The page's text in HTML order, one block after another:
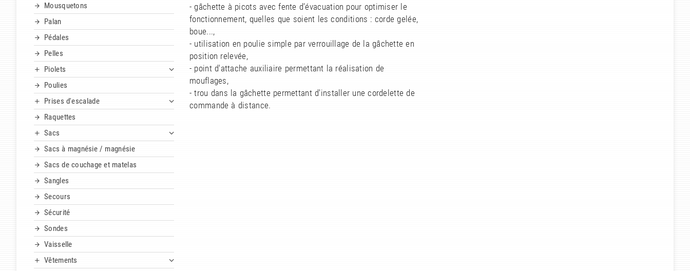
Mousquetons
Palan
Pédales
Pelles
Piolets
Poulies
Prises d'escalade
Raquettes
Sacs
Sacs à magnésie / magnésie
Sacs de couchage et matelas
Sangles
Secours
Sécurité
Sondes
Vaisselle
Vêtements
- gâchette à picots avec fente d’évacuation pour optimiser le
fonctionnement, quelles que soient les conditions : corde gelée,
boue...,
- utilisation en poulie simple par verrouillage de la gâchette en
position relevée,
- point d'attache auxiliaire permettant la réalisation de
mouflages,
- trou dans la gâchette permettant d'installer une cordelette de
commande à distance.